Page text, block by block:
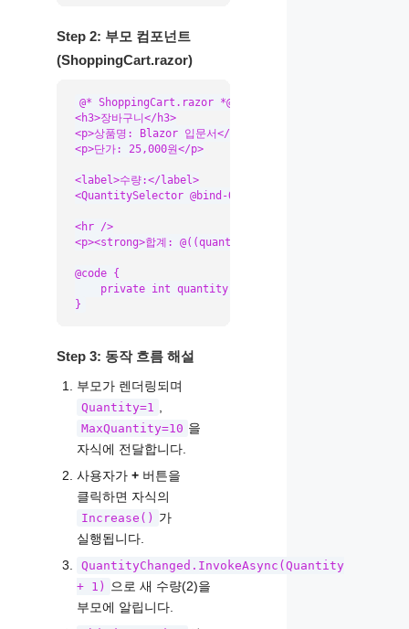
Step 2: 부모 컴포넌트
(ShoppingCart.razor)
@* ShoppingCart.razor *@
<h3>장바구니</h3>
<p>상품명: Blazor 입문서</p>
<p>단가: 25,000원</p>
<label>수량:</label>
<QuantitySelector @bind-Quantity="quantity"
<hr />
<p><strong>합계: @((quantity *
@code {
    private int quantity = 1;
}
Step 3: 동작 흐름 해설
부모가 렌더링되며
Quantity=1
MaxQuantity=10 을
자식에 전달합니다.
사용자가 + 버튼을
클릭하면 자식의
Increase() 가
실행됩니다.
QuantityChanged.InvokeAsync(Quantity
+ 1)
으로 새 수량(2)을
부모에 알립니다.